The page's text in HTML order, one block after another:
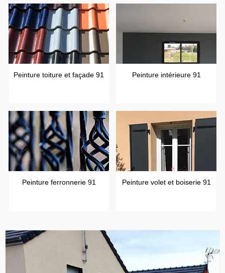
Peinture toiture et façade 91 Peinture intérieure 91
Peinture ferronnerie 91 Peinture volet et boiserie 91